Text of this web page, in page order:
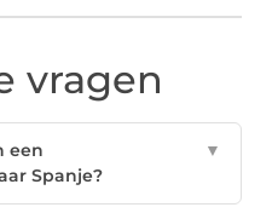
vragen
een
Spanje?
▼